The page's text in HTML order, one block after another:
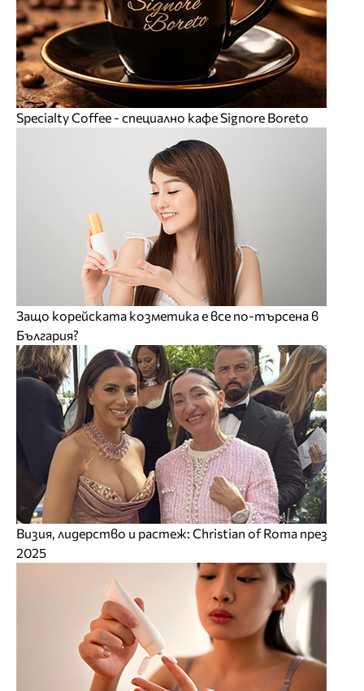
Specialty Coffee - специално кафе Signore Boreto
Защо корейската козметика е все по-търсена в
България?
Визия, лидерство и растеж: Christian of Roma през
2025